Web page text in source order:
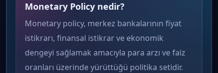
Monetary Policy nedir?
Monetary policy, merkez bankalarının fiyat
istikrarı, finansal istikrar ve ekonomik
dengeyi sağlamak amacıyla para arzı ve faiz
oranları üzerinde yürüttüğü politika setidir.